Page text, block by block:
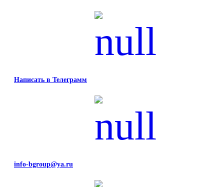
Написать в Телеграмм
info-bgroup@ya.ru